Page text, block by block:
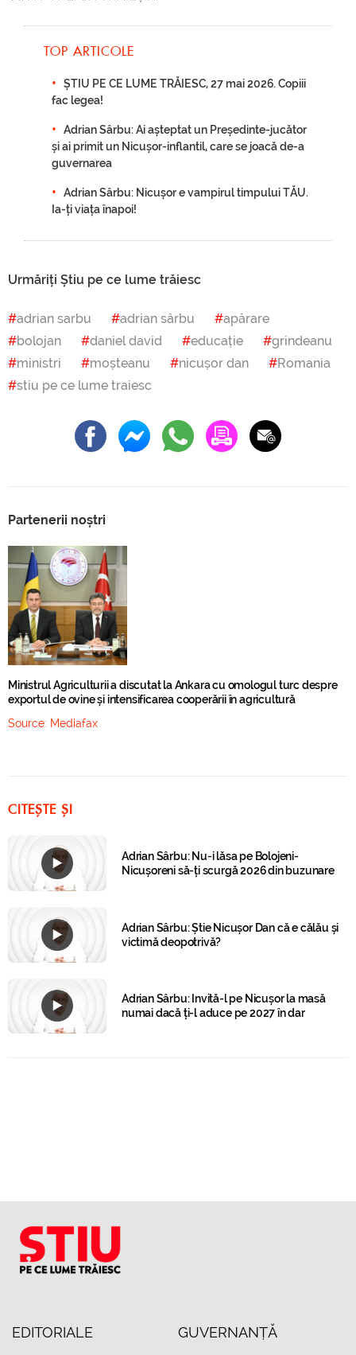
TOP ARTICOLE
ȘTIU PE CE LUME TRĂIESC, 27 mai 2026. Copiii
fac legea!
Adrian Sârbu: Ai așteptat un Președinte-jucător
și ai primit un Nicușor-inflantil, care se joacă de-a
guvernarea
Adrian Sârbu: Nicușor e vampirul timpului TĂU.
Ia-ți viața înapoi!
Urmăriți Știu pe ce lume trăiesc
adrian sarbu adrian sârbu
apărare
bolojan
daniel david educație
grindeanu
ministri
moșteanu nicușor dan
Romania
stiu pe ce lume traiesc
Partenerii noștri
Ministrul Agriculturii a discutat la Ankara cu omologul turc despre
exportul de ovine și intensificarea cooperării în agricultură
Source: Mediafax
CITEȘTE ȘI
Adrian Sârbu: Nu-i lăsa pe Bolojeni-
Nicușoreni să-ți scurgă 2026 din buzunare
Adrian Sârbu: Știe Nicușor Dan că e călău și
victimă deopotrivă?
Adrian Sârbu: Invită-l pe Nicușor la masă
numai dacă ți-l aduce pe 2027 în dar
EDITORIALE GUVERNANȚĂ